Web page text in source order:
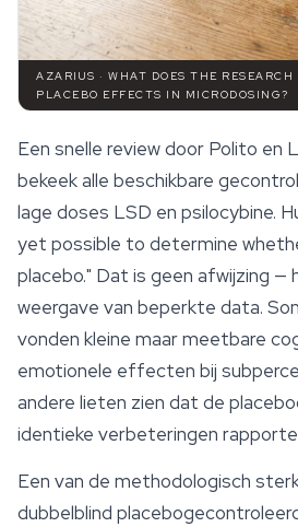
AZARIUS · WHAT DOES THE
PLACEBO EFFECTS IN MICRODOSING?
Een snelle review door Polito en
bekeek alle beschikbare
lage doses LSD en psilocybine.
yet possible to determine
placebo." Dat is geen afwijzing —
weergave van beperkte data.
vonden kleine maar meetbare
emotionele effecten bij
andere lieten zien dat de
identieke verbeteringen
Een van de methodologisch
dubbelblind